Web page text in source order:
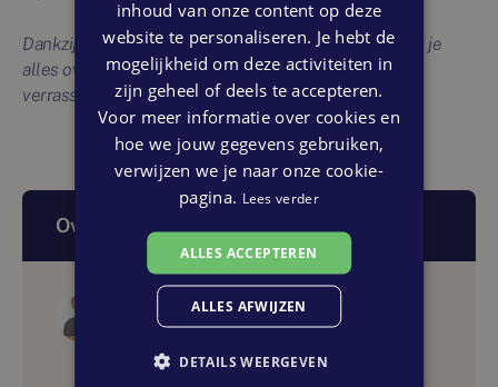
Dankzij deze extra uitleg en handige tips & tricks weet je
alles over meerwerk van tevoren. Zo voorkom je
verrassingen en krijg je de beste deal.
Over dit artikel
Nieuw Wonen Nederland
inhoud van onze content op deze
website te personaliseren. Je hebt de
mogelijkheid om deze activiteiten in
zijn geheel of deels te accepteren.
Voor meer informatie over cookies en
hoe we jouw gegevens gebruiken,
verwijzen we je naar onze cookie-
pagina. Lees verder
ALLES ACCEPTEREN
ALLES AFWIJZEN
DETAILS WEERGEVEN